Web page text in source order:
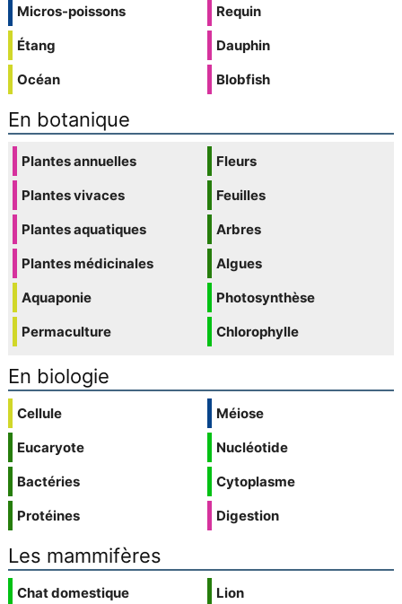
Micros-poissons
Étang
Océan
Requin
Dauphin
Blobfish
En botanique
Plantes annuelles
Plantes vivaces
Plantes aquatiques
Plantes médicinales
Aquaponie
Permaculture
Fleurs
Feuilles
Arbres
Algues
Photosynthèse
Chlorophylle
En biologie
Cellule
Eucaryote
Bactéries
Protéines
Méiose
Nucléotide
Cytoplasme
Digestion
Les mammifères
Chat domestique
Lion